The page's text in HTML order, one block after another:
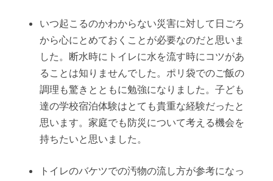
いつ起こるのかわからない災害に対して日ごろ
から心にとめておくことが必要なのだと思いま
した。断水時にトイレに水を流す時にコツがあ
ることは知りませんでした。ポリ袋でのご飯の
調理も驚きとともに勉強になりました。子ども
達の学校宿泊体験はとても貴重な経験だったと
思います。家庭でも防災について考える機会を
持ちたいと思いました。
トイレのバケツでの汚物の流し方が参考になっ